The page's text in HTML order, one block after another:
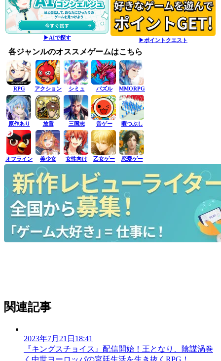
▶AIで探す ▶ポイントクエスト
各ジャンルのオススメゲームはこちら
RPG アクション シミュ パズル MMORPG
原作あり 放置 三国志 音ゲー 暇つぶし
オフライン 美少女 女性向け 乙女ゲー 恋愛ゲー
関連記事
2023年7月21日18:41
『キングスチョイス』配信開始！王となり、陰謀渦巻
く中世ヨーロッパの宮廷生活を生き抜くRPG！